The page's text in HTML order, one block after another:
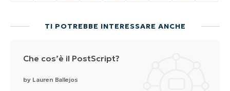
TI POTREBBE INTERESSARE ANCHE
Che cos’è il PostScript?
by Lauren Ballejos